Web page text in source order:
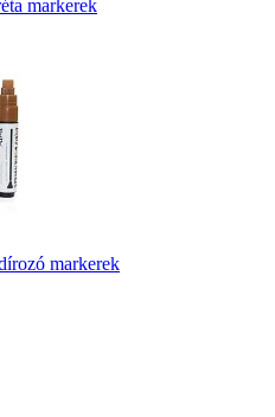
markerek
markerek